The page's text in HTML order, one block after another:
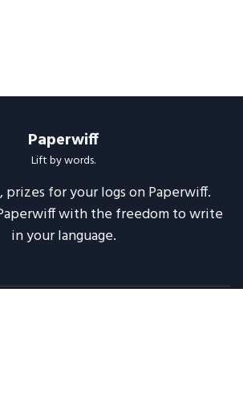
Paperwiff
Lift by words.
prizes for your logs on Paperwiff.
with the freedom to write
in your language.